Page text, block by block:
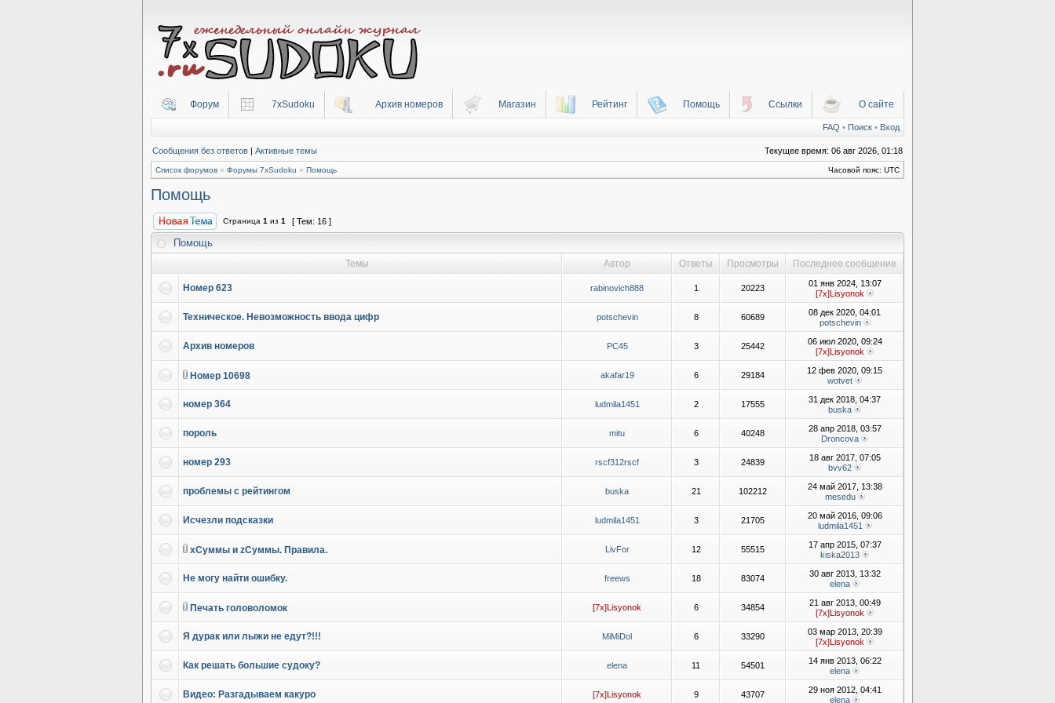
Форум 7xSudoku Архив номеров Магазин Рейтинг Помощь Ссылки О сайте
FAQ • Поиск • Вход
Сообщения без ответов | Активные темы Текущее время: 06 авг 2026, 01:18
Список форумов » Форумы 7xSudoku » Помощь Часовой пояс: UTC
Помощь
Страница 1 из 1 [ Тем: 16 ]
Помощь
Темы Автор Ответы Просмотры Последнее сообщение
Номер 623 rabinovich888 1 20223
01 янв 2024, 13:07
[7x]Lisyonok
Техническое. Невозможность ввода цифр potschevin 8 60689
08 дек 2020, 04:01
potschevin
Архив номеров PC45 3 25442
06 июл 2020, 09:24
[7x]Lisyonok
Номер 10698 akafar19 6 29184
12 фев 2020, 09:15
wotvet
номер 364 ludmila1451 2 17555
31 дек 2018, 04:37
buska
пороль mitu 6 40248
28 апр 2018, 03:57
Droncova
номер 293 rscf312rscf 3 24839
18 авг 2017, 07:05
bvv62
проблемы с рейтингом buska 21 102212
24 май 2017, 13:38
mesedu
Исчезли подсказки ludmila1451 3 21705
20 май 2016, 09:06
ludmila1451
xСуммы и zСуммы. Правила. LivFor 12 55515
17 апр 2015, 07:37
kiska2013
Не могу найти ошибку. freews 18 83074
30 авг 2013, 13:32
elena
Печать головоломок [7x]Lisyonok 6 34854
21 авг 2013, 00:49
[7x]Lisyonok
Я дурак или лыжи не едут?!!! MiMiDol 6 33290
03 мар 2013, 20:39
[7x]Lisyonok
Как решать большие судоку? elena 11 54501
14 янв 2013, 06:22
elena
Видео: Разгадываем какуро [7x]Lisyonok 9 43707
29 ноя 2012, 04:41
elena